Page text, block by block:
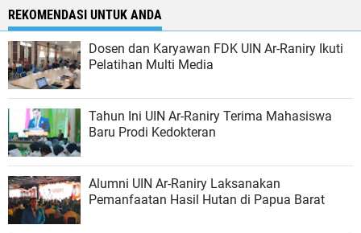
REKOMENDASI UNTUK ANDA
Dosen dan Karyawan FDK UIN Ar-Raniry Ikuti
Pelatihan Multi Media
Tahun Ini UIN Ar-Raniry Terima Mahasiswa
Baru Prodi Kedokteran
Alumni UIN Ar-Raniry Laksanakan
Pemanfaatan Hasil Hutan di Papua Barat